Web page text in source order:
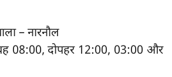
– नारनौल
08:00, दोपहर 12:00, 03:00 और